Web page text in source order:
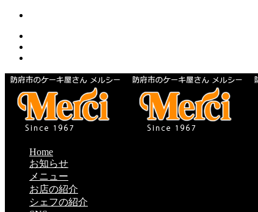
Home
お知らせ
メニュー
お店の紹介
シェフの紹介